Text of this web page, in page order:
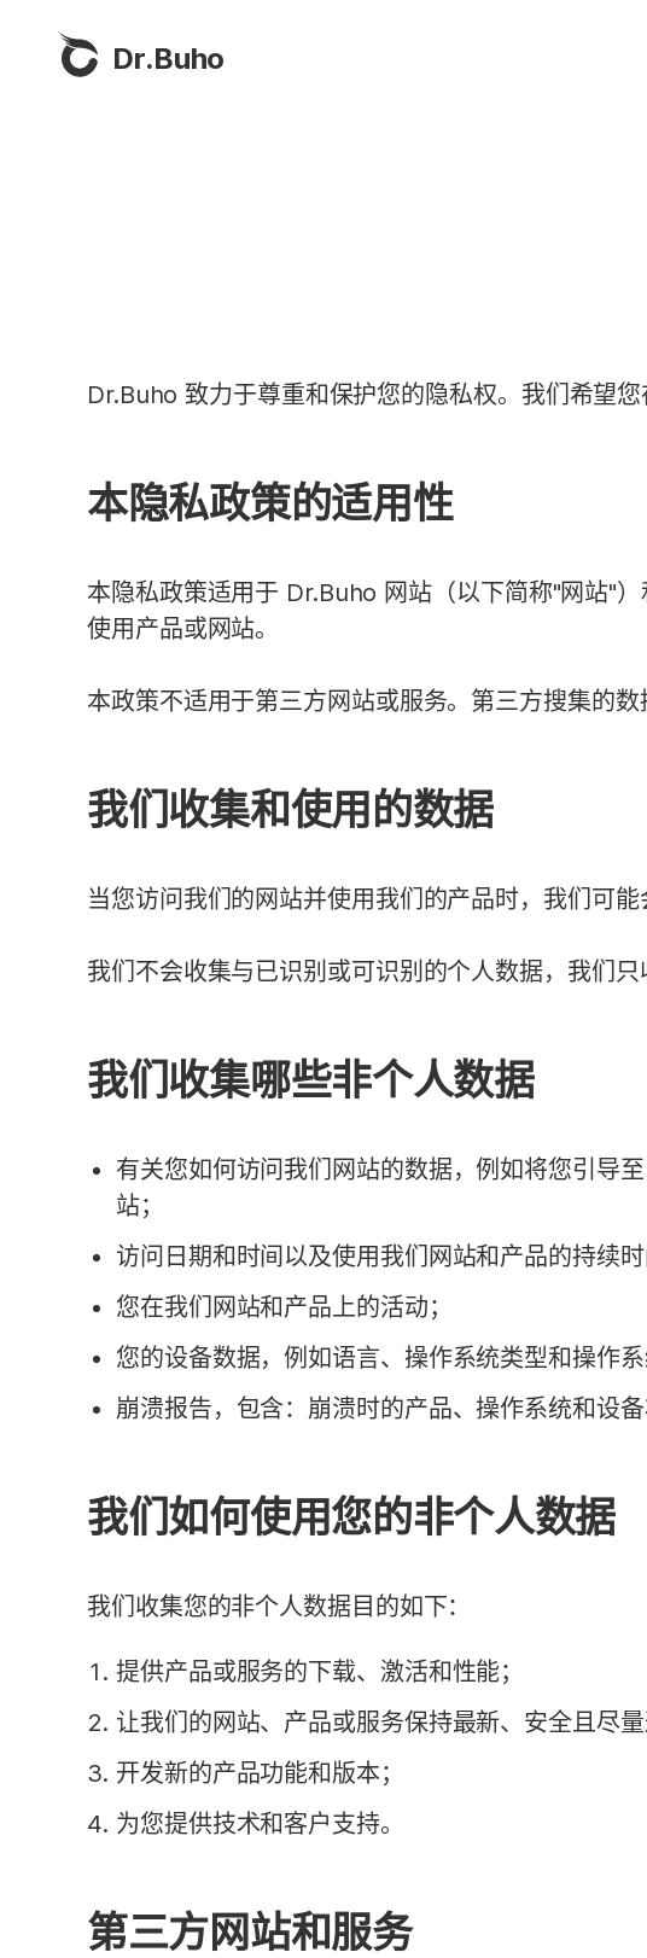
Dr.Buho
Dr.Buho 致力于尊重和保护您的隐私权。我们希望
本隐私政策的适用性
本隐私政策适用于 Dr.Buho 网站（以下简称"网站"
使用产品或网站。
本政策不适用于第三方网站或服务。第三方搜集的
我们收集和使用的数据
当您访问我们的网站并使用我们的产品时，我们可
我们不会收集与已识别或可识别的个人数据，我们只
我们收集哪些非个人数据
有关您如何访问我们网站的数据，例如将您引导
站；
访问日期和时间以及使用我们网站和产品的持续时
您在我们网站和产品上的活动；
您的设备数据，例如语言、操作系统类型和操作系
崩溃报告，包含：崩溃时的产品、操作系统和设
我们如何使用您的非个人数据
我们收集您的非个人数据目的如下：
提供产品或服务的下载、激活和性能；
让我们的网站、产品或服务保持最新、安全且尽量
开发新的产品功能和版本；
为您提供技术和客户支持。
第三方网站和服务